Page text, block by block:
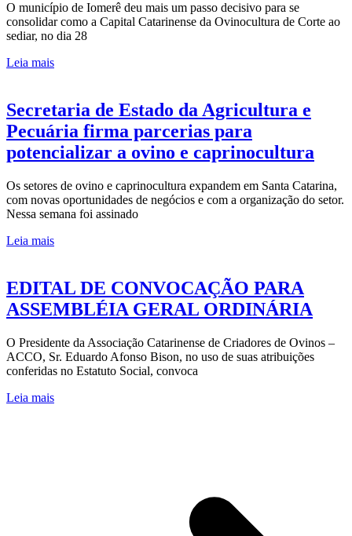
O município de Iomerê deu mais um passo decisivo para se
consolidar como a Capital Catarinense da Ovinocultura de Corte ao
sediar, no dia 28
Leia mais
Secretaria de Estado da Agricultura e
Pecuária firma parcerias para
potencializar a ovino e caprinocultura
Os setores de ovino e caprinocultura expandem em Santa Catarina,
com novas oportunidades de negócios e com a organização do setor.
Nessa semana foi assinado
Leia mais
EDITAL DE CONVOCAÇÃO PARA
ASSEMBLÉIA GERAL ORDINÁRIA
O Presidente da Associação Catarinense de Criadores de Ovinos –
ACCO, Sr. Eduardo Afonso Bison, no uso de suas atribuições
conferidas no Estatuto Social, convoca
Leia mais